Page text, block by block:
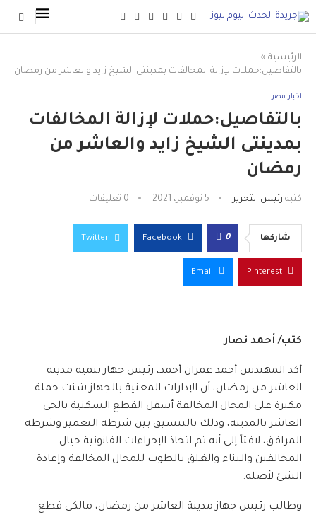
الرئيسية »
بالتفاصيل:حملات لإزالة المخالفات بمدينتى الشيخ زايد والعاشر من رمضان
اخبار مصر
بالتفاصيل:حملات لإزالة المخالفات
بمدينتى الشيخ زايد والعاشر من
رمضان
كتبه رئيس التحرير 5 نوفمبر، 2021 0 تعليقات
شاركها 0
Facebook
Twitter
Pinterest
Email
كتب/ أحمد نصار
أكد المهندس أحمد عمران أحمد، رئيس جهاز تنمية مدينة
العاشر من رمضان، أن الإدارات المعنية بالجهاز شنت حملة
مكبرة على المحال المخالفة أسفل القطع السكنية بالحى
العاشر بالمدينة، وذلك بالتنسيق بين شرطة التعمير وشرطة
المرافق، لافتاً إلى أنه تم اتخاذ الإجراءات القانونية حيال
المخالفين والبناء والغلق بالطوب للمحال المخالفة وإعادة
الشئ لأصله.
وطالب رئيس جهاز مدينة العاشر من رمضان، مالكى قطع